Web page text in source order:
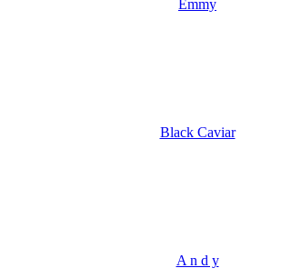
Emmy
Black Caviar
A n d y